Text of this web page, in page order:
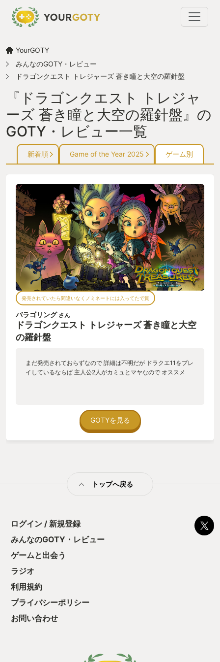
YourGOTY
みんなのGOTY・レビュー
ドラゴンクエスト トレジャーズ 蒼き瞳と大空の羅針盤
『ドラゴンクエスト トレジャ
ーズ 蒼き瞳と大空の羅針盤』の
GOTY・レビュー一覧
新着順 Game of the Year 2025 ゲーム別
発売されていたら間違いなくノミネートには入ってたで賞
バラゴリングさん
ドラゴンクエスト トレジャーズ 蒼き瞳と大空
の羅針盤
まだ発売されておらずなので 詳細は不明だが ドラクエ11をプレ
イしているならば 主人公2人がカミュとマヤなので オススメ
GOTYを見る
トップへ戻る
ログイン / 新規登録
みんなのGOTY・レビュー
ゲームと出会う
ラジオ
利用規約
プライバシーポリシー
お問い合わせ